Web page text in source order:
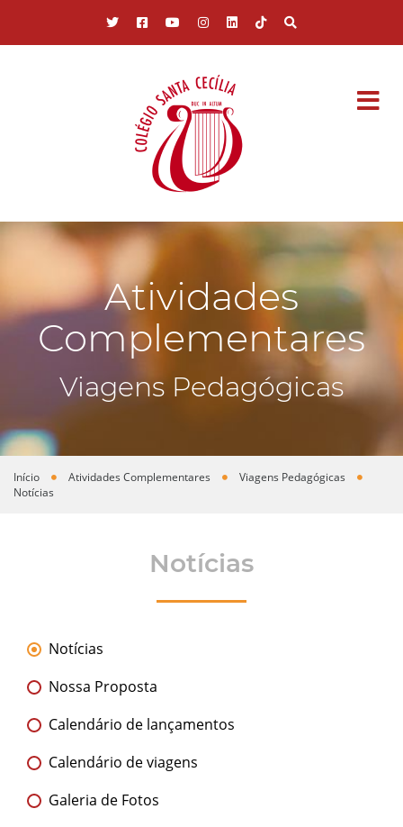
Atividades
Complementares
Viagens Pedagógicas
Você está aqui
Início Atividades Complementares
Viagens Pedagógicas
Notícias
Notícias
Notícias
Nossa Proposta
Calendário de lançamentos
Calendário de viagens
Galeria de Fotos